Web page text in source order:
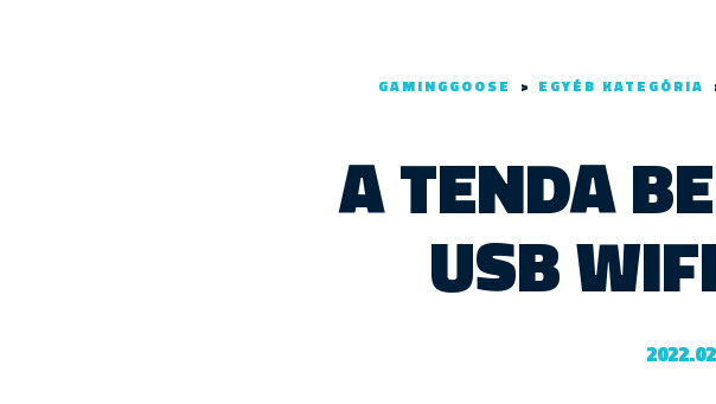
GAMINGGOOSE > EGYÉB KATEGÓRIA
A TENDA
USB